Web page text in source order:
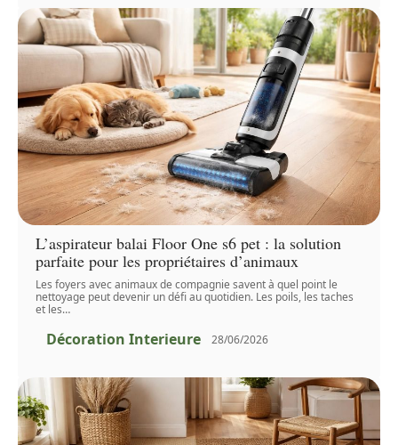
L’aspirateur balai Floor One s6 pet : la solution
parfaite pour les propriétaires d’animaux
Les foyers avec animaux de compagnie savent à quel point le
nettoyage peut devenir un défi au quotidien. Les poils, les taches
et les…
Décoration Interieure 28/06/2026